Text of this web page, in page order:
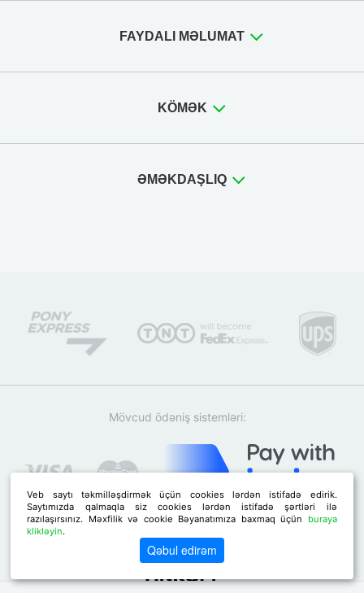
FAYDALI MƏLUMAT
KÖMƏK
ƏMƏKDAŞLIQ
Mövcud ödəniş sistemləri:
Veb saytı təkmilləşdirmək üçün cookies lərdən istifadə edirik.
Saytımızda qalmaqla siz cookies lərdən istifadə şərtləri ilə
razılaşırsınız. Məxfilik və cookie Bəyanatımıza baxmaq üçün
buraya
klikləyin.
Qəbul edirəm